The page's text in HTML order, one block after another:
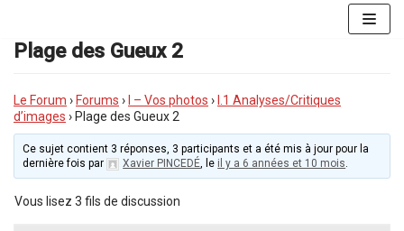
au
contenu
Plage des Gueux 2
Le Forum › Forums › I – Vos photos ›
I.1 Analyses/Critiques
d’images › Plage des Gueux 2
Ce sujet contient 3 réponses, 3 participants et a été mis à jour pour la
dernière fois par
Xavier PINCEDÉ, le il y a 6 années et 10 mois.
Vous lisez 3 fils de discussion